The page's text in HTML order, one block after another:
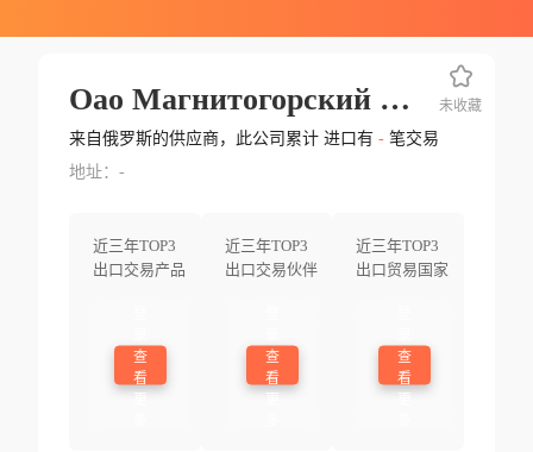
Оао Магнитогорский Метизо Калибровочный Завод
来自俄罗斯的供应商，此公司累计 进口有 -笔交易
地址：-
近三年TOP3
出口交易产品
查
看
近三年TOP3
出口交易伙伴
查
看
近三年TOP3
出口贸易国家
查
看
未收藏